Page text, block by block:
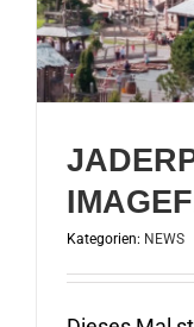
Kategorien: NEWS